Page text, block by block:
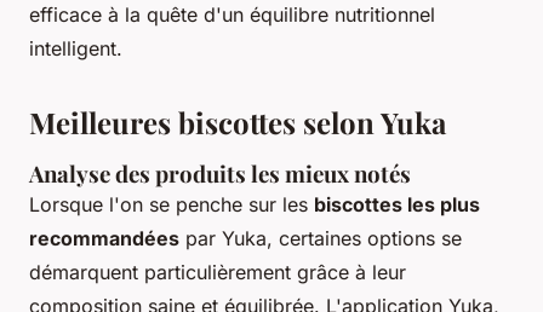
efficace à la quête d'un équilibre nutritionnel
intelligent.
Meilleures biscottes selon Yuka
Analyse des produits les mieux notés
Lorsque l'on se penche sur les biscottes les plus
recommandées par Yuka, certaines options se
démarquent particulièrement grâce à leur
composition saine et équilibrée. L'application Yuka,